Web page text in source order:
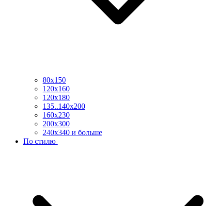
80х150
120х160
120х180
135..140х200
160х230
200х300
240х340 и больше
По стилю